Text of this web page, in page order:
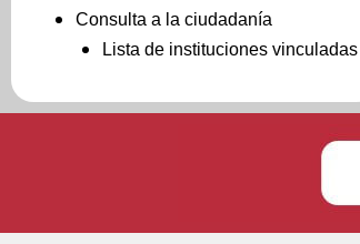
Consulta a la ciudadanía
Lista de instituciones vinculadas